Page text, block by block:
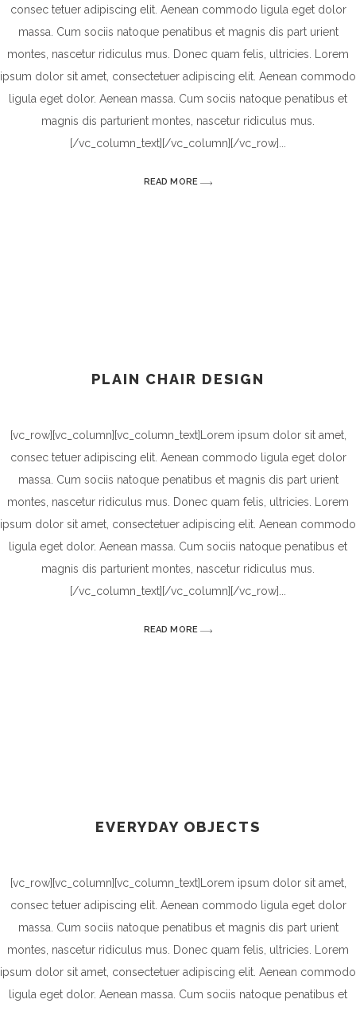
consec tetuer adipiscing elit. Aenean commodo ligula eget dolor
massa. Cum sociis natoque penatibus et magnis dis part urient
montes, nascetur ridiculus mus. Donec quam felis, ultricies. Lorem
ipsum dolor sit amet, consectetuer adipiscing elit. Aenean commodo
ligula eget dolor. Aenean massa. Cum sociis natoque penatibus et
magnis dis parturient montes, nascetur ridiculus mus.
[/vc_column_text][/vc_column][/vc_row]
READ MORE
PLAIN CHAIR DESIGN
[vc_row][vc_column][vc_column_text]Lorem ipsum dolor sit amet,
consec tetuer adipiscing elit. Aenean commodo ligula eget dolor
massa. Cum sociis natoque penatibus et magnis dis part urient
montes, nascetur ridiculus mus. Donec quam felis, ultricies. Lorem
ipsum dolor sit amet, consectetuer adipiscing elit. Aenean commodo
ligula eget dolor. Aenean massa. Cum sociis natoque penatibus et
magnis dis parturient montes, nascetur ridiculus mus.
[/vc_column_text][/vc_column][/vc_row]
READ MORE
EVERYDAY OBJECTS
[vc_row][vc_column][vc_column_text]Lorem ipsum dolor sit amet,
consec tetuer adipiscing elit. Aenean commodo ligula eget dolor
massa. Cum sociis natoque penatibus et magnis dis part urient
montes, nascetur ridiculus mus. Donec quam felis, ultricies. Lorem
ipsum dolor sit amet, consectetuer adipiscing elit. Aenean commodo
ligula eget dolor. Aenean massa. Cum sociis natoque penatibus et